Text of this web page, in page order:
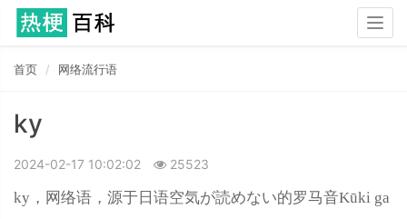
首页 网络流行语
ky
2024-02-17 10:02:02 25523
ky，网络语，源于日语空気が読めない的罗马音Kūki ga